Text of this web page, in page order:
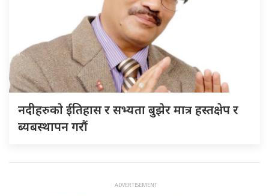
नदीहरुकाे ईतिहास र सभ्यता बुझेर मात्र हस्तक्षेप र
ब्यबस्थापन गराैं